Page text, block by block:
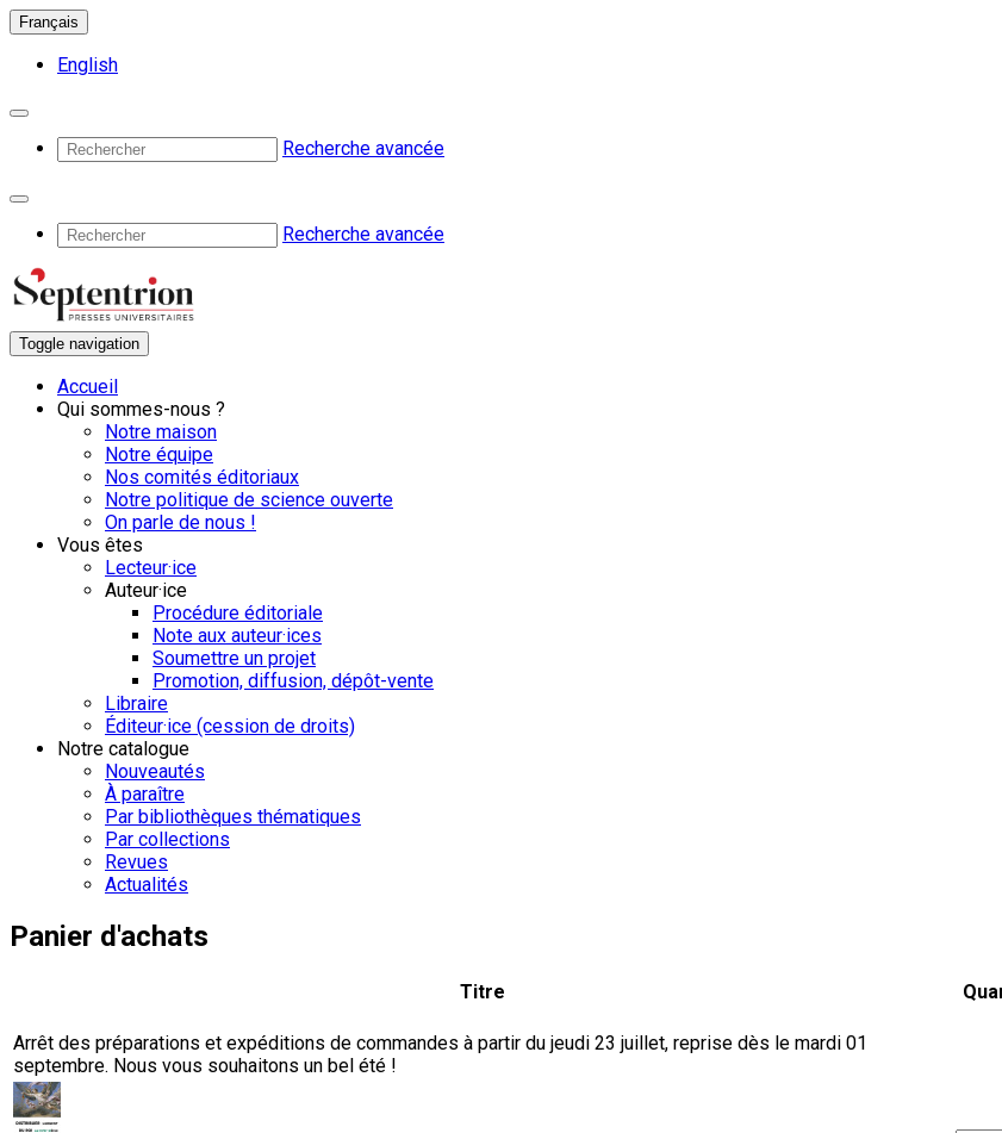
Français
English
Recherche avancée
Recherche avancée
Toggle navigation
Accueil
Qui sommes-nous ?
Notre maison
Notre équipe
Nos comités éditoriaux
Notre politique de science ouverte
On parle de nous !
Vous êtes
Lecteur·ice
Auteur·ice
Procédure éditoriale
Note aux auteur·ices
Soumettre un projet
Promotion, diffusion, dépôt-vente
Libraire
Éditeur·ice (cession de droits)
Notre catalogue
Nouveautés
À paraître
Par bibliothèques thématiques
Par collections
Revues
Actualités
Panier d'achats
Arrêt des préparations et expéditions de commandes à partir du jeudi 23 juillet, reprise dès le mardi 01
septembre. Nous vous souhaitons un bel été !
Titre